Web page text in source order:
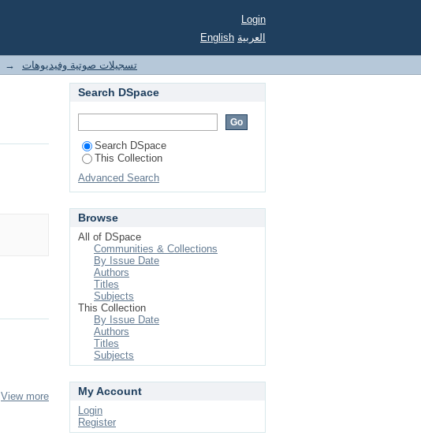
Login
English العربية
تسجيلات صوتية وفيديوهات →
View more
Search DSpace
Search DSpace
This Collection
Advanced Search
Browse
All of DSpace
Communities & Collections
By Issue Date
Authors
Titles
Subjects
This Collection
By Issue Date
Authors
Titles
Subjects
My Account
Login
Register